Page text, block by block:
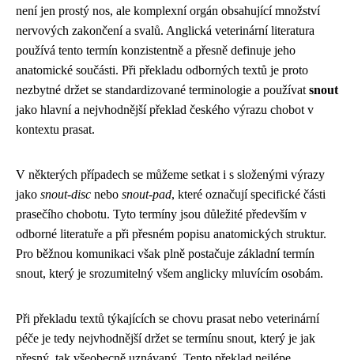
není jen prostý nos, ale komplexní orgán obsahující množství
nervových zakončení a svalů. Anglická veterinární literatura
používá tento termín konzistentně a přesně definuje jeho
anatomické součásti. Při překladu odborných textů je proto
nezbytné držet se standardizované terminologie a používat snout
jako hlavní a nejvhodnější překlad českého výrazu chobot v
kontextu prasat.
V některých případech se můžeme setkat i s složenými výrazy
jako snout-disc nebo snout-pad, které označují specifické části
prasečího chobotu. Tyto termíny jsou důležité především v
odborné literatuře a při přesném popisu anatomických struktur.
Pro běžnou komunikaci však plně postačuje základní termín
snout, který je srozumitelný všem anglicky mluvícím osobám.
Při překladu textů týkajících se chovu prasat nebo veterinární
péče je tedy nejvhodnější držet se termínu snout, který je jak